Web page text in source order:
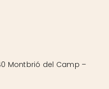
Montbrió del Camp –